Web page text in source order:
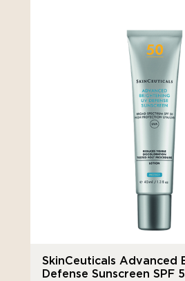
SkinCeuticals Advanced
Defense Sunscreen SPF